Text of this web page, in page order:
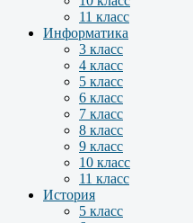
11 класс
Информатика
3 класс
4 класс
5 класс
6 класс
7 класс
8 класс
9 класс
10 класс
11 класс
История
5 класс